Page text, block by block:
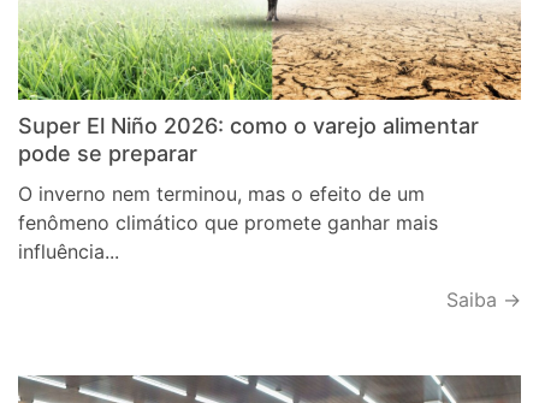
Super El Niño 2026: como o varejo alimentar
pode se preparar
O inverno nem terminou, mas o efeito de um
fenômeno climático que promete ganhar mais
influência...
Saiba →